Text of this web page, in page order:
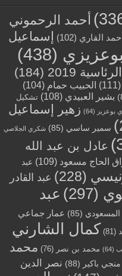
أحمد الرحموني
القاري (102)
إسماعيل
(438)
2019
(184)
(111) الحبيب حمام (104)
بشير العبيدي (108)
تشكيل
بوعزيز (64)
زهير إسماعيل
سمير ساسي (85) شكري الجلاصي
عادل بن عبد الله
الحاج مسعود (109)
عبد
(228)
عبد القادر
(297)
عبد
(85)
عمار جماعي
(81)
كمال الشارني
(64) محمد بن نصر (76)
محمد
منجي باكير (88)
نصر الدين